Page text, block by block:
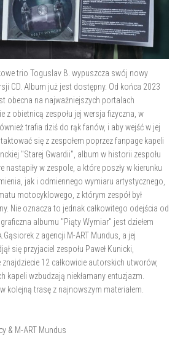
trio Toguslav B. wypuszcza swój nowy
CD. Album już jest dostępny. Od końca 2023
obecna na najważniejszych portalach
z obietnicą zespołu jej wersja fizyczna, w
trafia dziś do rąk fanów, i aby wejść w jej
się z zespołem poprzez fanpage kapeli
"Starej Gwardii", album w historii zespołu
nastąpiły w zespole, a które poszły w kierunku
jak i odmiennego wymiaru artystycznego,
motocyklowego, z którym zespół był
Nie oznacza to jednak całkowitego odejścia od
albumu "Piąty Wymiar" jest dziełem
z agencji M-ART Mundus, a jej
się przyjaciel zespołu Paweł Kunicki,
znajdziecie 12 całkowicie autorskich utworów,
kapeli wzbudzają niekłamany entuzjazm.
kolejną trasę z najnowszym materiałem.
& M-ART Mundus